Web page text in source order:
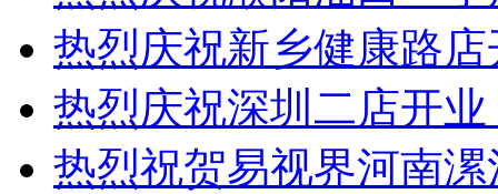
热烈庆祝新乡健康路
热烈庆祝深圳二店开业
热烈祝贺易视界河南